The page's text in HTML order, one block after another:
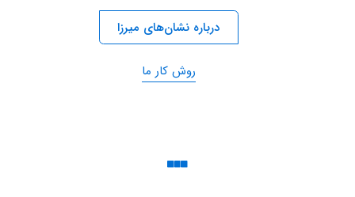
درباره نشان‌های میرزا
روش کار ما